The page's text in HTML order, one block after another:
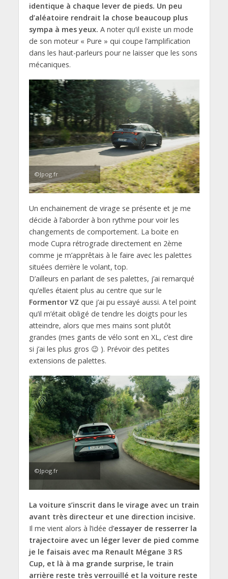
identique à chaque lever de pieds. Un peu
d’aléatoire rendrait la chose beaucoup plus
sympa à mes yeux. A noter qu’il existe un mode
de son moteur « Pure » qui coupe l’amplification
dans les haut-parleurs pour ne laisser que les sons
mécaniques.
©Jpog.fr
Un enchainement de virage se présente et je me
décide à l’aborder à bon rythme pour voir les
changements de comportement. La boite en
mode Cupra rétrograde directement en 2ème
comme je m’apprêtais à le faire avec les palettes
situées derrière le volant, top.
D’ailleurs en parlant de ses palettes, j’ai remarqué
qu’elles étaient plus au centre que sur le
Formentor VZ que j’ai pu essayé aussi. A tel point
qu’il m’était obligé de tendre les doigts pour les
atteindre, alors que mes mains sont plutôt
grandes (mes gants de vélo sont en XL, c’est dire
si j’ai les plus gros 😉 ). Prévoir des petites
extensions de palettes.
©Jpog.fr
La voiture s’inscrit dans le virage avec un train
avant très directeur et une direction incisive.
Il me vient alors à l’idée d’essayer de resserrer la
trajectoire avec un léger lever de pied comme
je le faisais avec ma Renault Mégane 3 RS
Cup, et là à ma grande surprise, le train
arrière reste très verrouillé et la voiture reste